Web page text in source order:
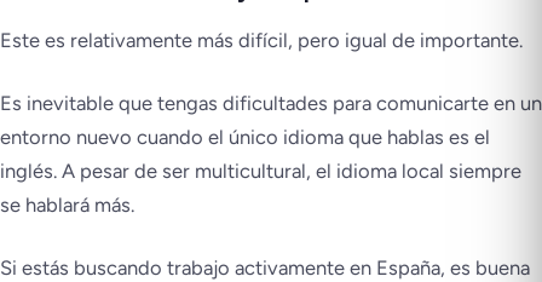
Este es relativamente más difícil, pero igual de importante.
Es inevitable que tengas dificultades para comunicarte en un
entorno nuevo cuando el único idioma que hablas es el
inglés. A pesar de ser multicultural, el idioma local siempre
se hablará más.
Si estás buscando trabajo activamente en España, es buena